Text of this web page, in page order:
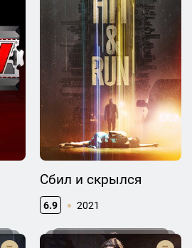
Сбил и скрылся
6.9 2021